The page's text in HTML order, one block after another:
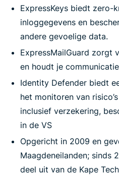
ExpressKeys biedt zero-
inloggegevens en
andere gevoelige data.
ExpressMailGuard zorgt
en houdt je
Identity Defender biedt
het monitoren van
inclusief verzekering,
in de VS
Opgericht in 2009 en
Maagdeneilanden; sinds
deel uit van de Kape